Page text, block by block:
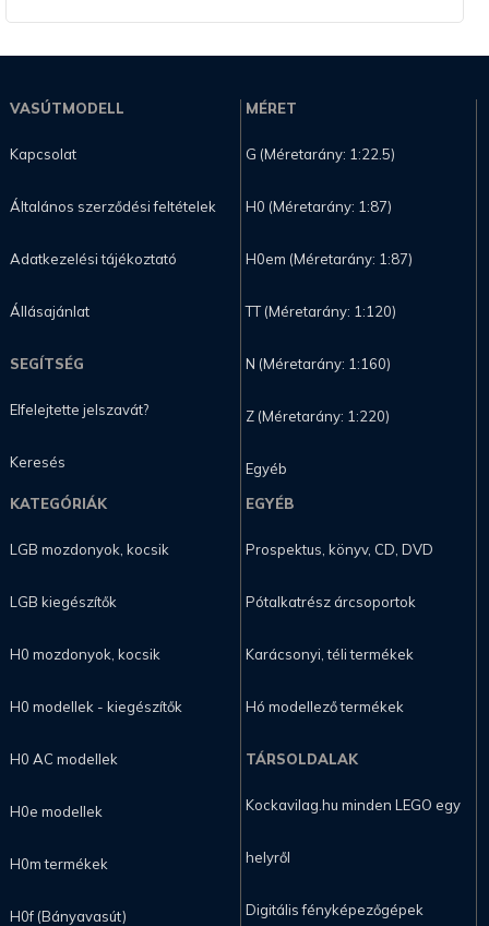
VASÚTMODELL
Kapcsolat
Általános szerződési feltételek
Adatkezelési tájékoztató
Állásajánlat
SEGÍTSÉG
Elfelejtette jelszavát?
Keresés
MÉRET
G (Méretarány: 1:22.5)
H0 (Méretarány: 1:87)
H0em (Méretarány: 1:87)
TT (Méretarány: 1:120)
N (Méretarány: 1:160)
Z (Méretarány: 1:220)
Egyéb
KATEGÓRIÁK
LGB mozdonyok, kocsik
LGB kiegészítők
H0 mozdonyok, kocsik
H0 modellek - kiegészítők
H0 AC modellek
H0e modellek
H0m termékek
H0f (Bányavasút)
EGYÉB
Prospektus, könyv, CD, DVD
Pótalkatrész árcsoportok
Karácsonyi, téli termékek
Hó modellező termékek
TÁRSOLDALAK
Kockavilag.hu minden LEGO egy
helyről
Digitális fényképezőgépek